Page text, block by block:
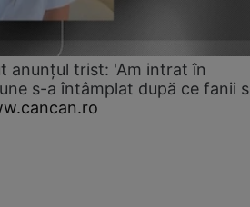
anunțul trist: 'Am intrat în
s-a întâmplat după ce fanii